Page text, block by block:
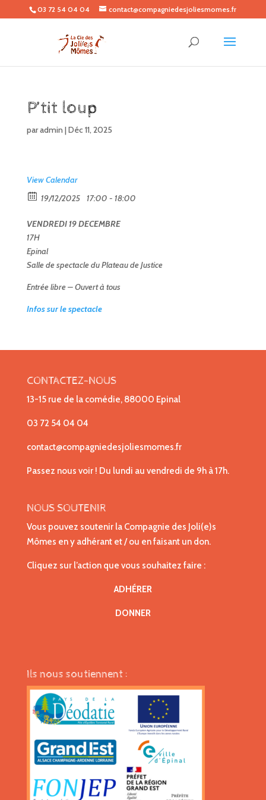
03 72 54 04 04 contact@compagniedesjoliesmomes.fr
P’tit loup
paradmin |Déc 11, 2025
View Calendar
19/12/2025
17:00 - 18:00
VENDREDI 19 DECEMBRE
17H
Epinal
Salle de spectacle du Plateau de Justice
Entrée libre – Ouvert à tous
Infos sur le spectacle
CONTACTEZ-NOUS
13-15 rue de la comédie, 88000 Epinal
03 72 54 04 04
contact@compagniedesjoliesmomes.fr
Passez nous voir ! Du lundi au vendredi de 9h à 17h.
NOUS SOUTENIR
Vous pouvez soutenir la Compagnie des Joli(e)s
Mômes en y adhérant et / ou en faisant un don.
Cliquez sur l’action que vous souhaitez faire :
ADHÉRER
DONNER
Ils nous soutiennent :